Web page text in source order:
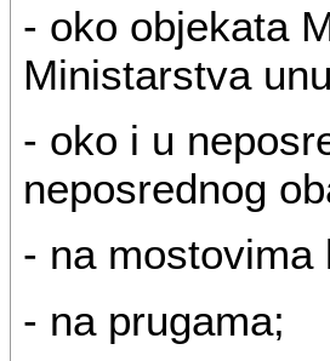
- oko objekata
Ministarstva
- oko i u
neposrednog
- na mostovima
- na prugama;